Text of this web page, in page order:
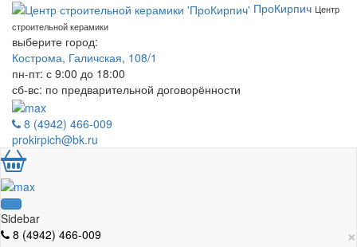
ПроКирпич Центр
строительной керамики
выберите город:
Кострома, Галичская, 108/1
пн-пт: с 9:00 до 18:00
сб-вс: по предварительной договорённости
8 (4942) 466-009
prokirpich@bk.ru
Sidebar
×
8 (4942) 466-009